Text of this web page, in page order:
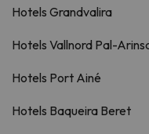
Hotels Grandvalira
Hotels Vallnord Pal-
Hotels Port Ainé
Hotels Baqueira Beret